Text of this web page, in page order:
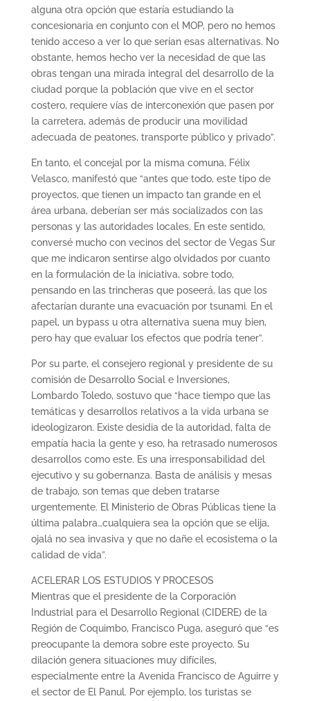
alguna otra opción que estaría estudiando la
concesionaria en conjunto con el MOP, pero no hemos
tenido acceso a ver lo que serían esas alternativas. No
obstante, hemos hecho ver la necesidad de que las
obras tengan una mirada integral del desarrollo de la
ciudad porque la población que vive en el sector
costero, requiere vías de interconexión que pasen por
la carretera, además de producir una movilidad
adecuada de peatones, transporte público y privado”.
En tanto, el concejal por la misma comuna, Félix
Velasco, manifestó que “antes que todo, este tipo de
proyectos, que tienen un impacto tan grande en el
área urbana, deberían ser más socializados con las
personas y las autoridades locales. En este sentido,
conversé mucho con vecinos del sector de Vegas Sur
que me indicaron sentirse algo olvidados por cuanto
en la formulación de la iniciativa, sobre todo,
pensando en las trincheras que poseerá, las que los
afectarían durante una evacuación por tsunami. En el
papel, un bypass u otra alternativa suena muy bien,
pero hay que evaluar los efectos que podría tener”.
Por su parte, el consejero regional y presidente de su
comisión de Desarrollo Social e Inversiones,
Lombardo Toledo, sostuvo que “hace tiempo que las
temáticas y desarrollos relativos a la vida urbana se
ideologizaron. Existe desidia de la autoridad, falta de
empatía hacia la gente y eso, ha retrasado numerosos
desarrollos como este. Es una irresponsabilidad del
ejecutivo y su gobernanza. Basta de análisis y mesas
de trabajo, son temas que deben tratarse
urgentemente. El Ministerio de Obras Públicas tiene la
última palabra…cualquiera sea la opción que se elija,
ojalá no sea invasiva y que no dañe el ecosistema o la
calidad de vida”.
ACELERAR LOS ESTUDIOS Y PROCESOS
Mientras que el presidente de la Corporación
Industrial para el Desarrollo Regional (CIDERE) de la
Región de Coquimbo, Francisco Puga, aseguró que “es
preocupante la demora sobre este proyecto. Su
dilación genera situaciones muy difíciles,
especialmente entre la Avenida Francisco de Aguirre y
el sector de El Panul. Por ejemplo, los turistas se